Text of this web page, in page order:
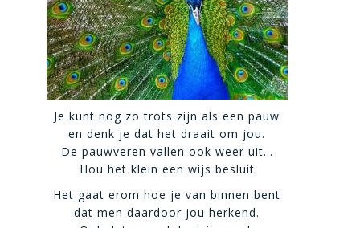
Je kunt nog zo trots zijn als een pauw
en denk je dat het draait om jou.
De pauwveren vallen ook weer uit…
Hou het klein een wijs besluit
Het gaat erom hoe je van binnen bent
dat men daardoor jou herkend.